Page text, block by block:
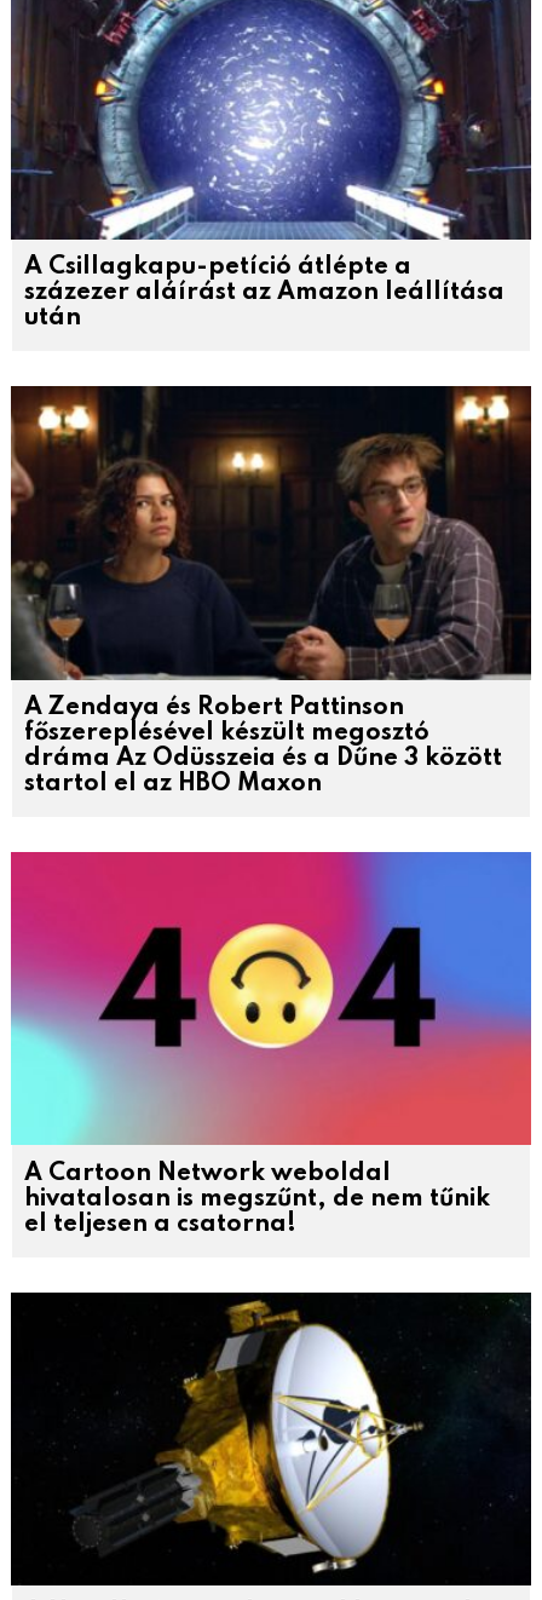
A Csillagkapu-petíció átlépte a
százezer aláírást az Amazon leállítása
után
A Zendaya és Robert Pattinson
főszereplésével készült megosztó
dráma Az Odüsszeia és a Dűne 3 között
startol el az HBO Maxon
A Cartoon Network weboldal
hivatalosan is megszűnt, de nem tűnik
el teljesen a csatorna!